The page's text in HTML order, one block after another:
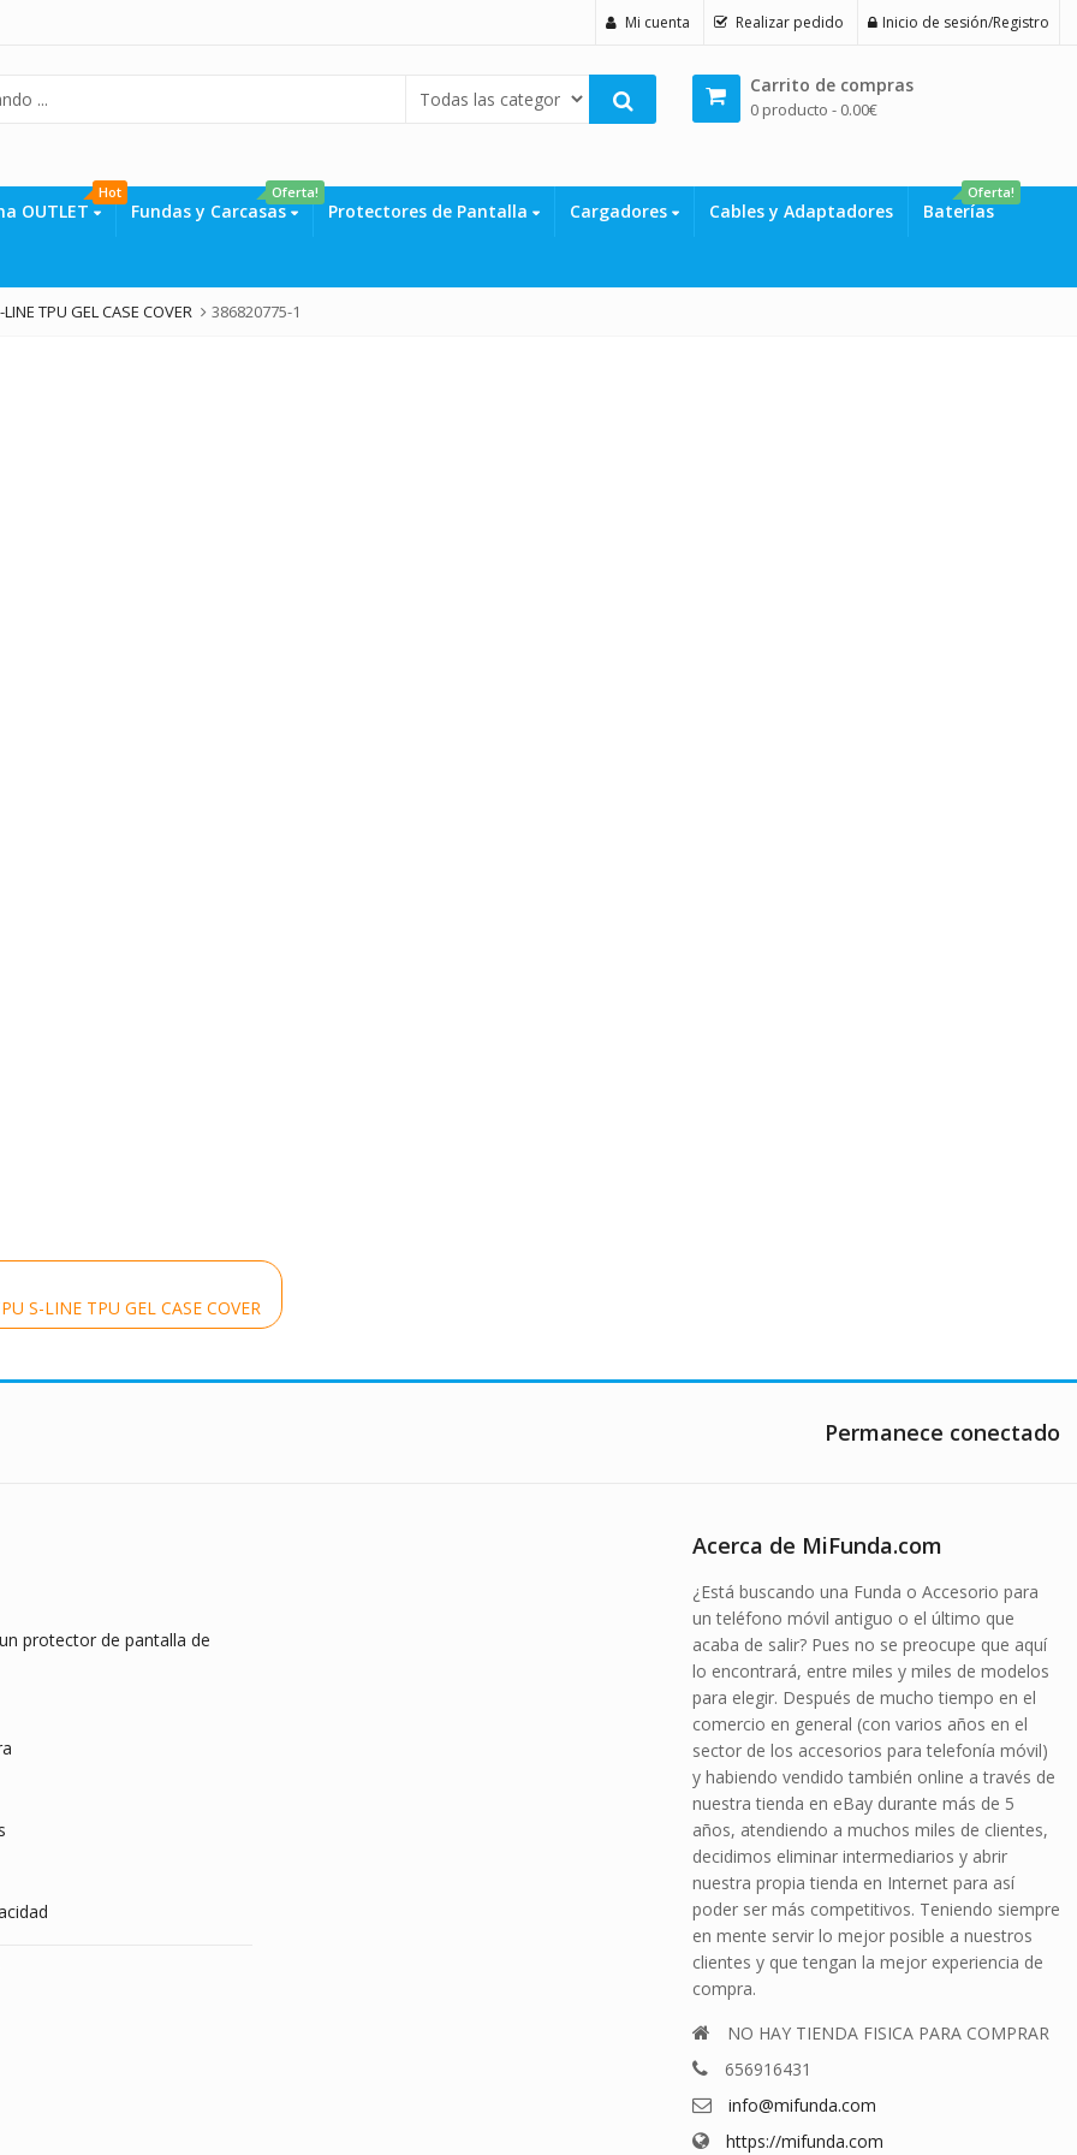
Mi cuenta Realizar pedido Inicio de sesión/Registro
Carrito de compras
0 producto - 0.00€
OUTLET
Hot
Fundas y Carcasas
Oferta!
Protectores de Pantalla Cargadores Cables y Adaptadores Baterías
Oferta!
TPU GEL CASE COVER 386820775-1
S-LINE TPU GEL CASE COVER
Permanece conectado
protector de pantalla de
Acerca de MiFunda.com
¿Está buscando una Funda o Accesorio para
un teléfono móvil antiguo o el último que
acaba de salir? Pues no se preocupe que aquí
lo encontrará, entre miles y miles de modelos
para elegir. Después de mucho tiempo en el
comercio en general (con varios años en el
sector de los accesorios para telefonía móvil)
y habiendo vendido también online a través de
nuestra tienda en eBay durante más de 5
años, atendiendo a muchos miles de clientes,
decidimos eliminar intermediarios y abrir
nuestra propia tienda en Internet para así
poder ser más competitivos. Teniendo siempre
en mente servir lo mejor posible a nuestros
clientes y que tengan la mejor experiencia de
compra.
NO HAY TIENDA FISICA PARA COMPRAR
656916431
info@mifunda.com
https://mifunda.com